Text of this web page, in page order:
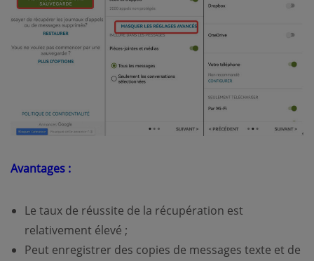
Avantages :
Le taux de réussite de la récupération est
relativement élevé ;
Peut enregistrer des copies de messages texte et de